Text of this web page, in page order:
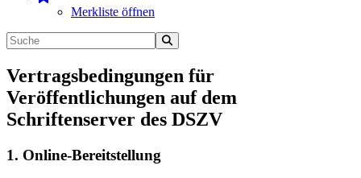
Merkliste öffnen
Vertragsbedingungen für
Veröffentlichungen auf dem
Schriftenserver des DSZV
1. Online-Bereitstellung